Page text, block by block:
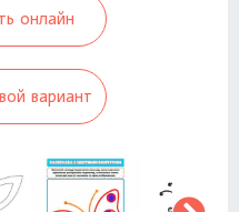
онлайн
вариант